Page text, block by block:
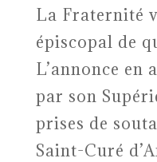
La Fraternité
épiscopal de
L’annonce en
par son
prises de
Saint-Curé